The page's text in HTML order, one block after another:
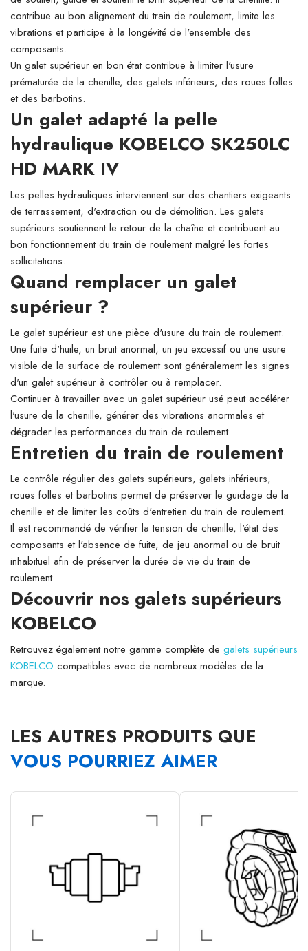
contribue au bon alignement du train de roulement, limite les
vibrations et participe à la longévité de l'ensemble des
composants.
Un galet supérieur en bon état contribue à limiter l'usure
prématurée de la chenille, des galets inférieurs, des roues folles
et des barbotins.
Un galet adapté la pelle
hydraulique KOBELCO SK250LC
HD MARK IV
Les pelles hydrauliques interviennent sur des chantiers exigeants
de terrassement, d'extraction ou de démolition. Les galets
supérieurs soutiennent le retour de la chaîne et contribuent au
bon fonctionnement du train de roulement malgré les fortes
sollicitations.
Quand remplacer un galet
supérieur ?
Le galet supérieur est une pièce d'usure du train de roulement.
Une fuite d'huile, un bruit anormal, un jeu excessif ou une usure
visible de la surface de roulement sont généralement les signes
d'un galet supérieur à contrôler ou à remplacer.
Continuer à travailler avec un galet supérieur usé peut accélérer
l'usure de la chenille, générer des vibrations anormales et
dégrader les performances du train de roulement.
Entretien du train de roulement
Le contrôle régulier des galets supérieurs, galets inférieurs,
roues folles et barbotins permet de préserver le guidage de la
chenille et de limiter les coûts d'entretien du train de roulement.
Il est recommandé de vérifier la tension de chenille, l'état des
composants et l'absence de fuite, de jeu anormal ou de bruit
inhabituel afin de préserver la durée de vie du train de
roulement.
Découvrir nos galets supérieurs
KOBELCO
Retrouvez également notre gamme complète de galets supérieurs
KOBELCO compatibles avec de nombreux modèles de la
marque.
LES AUTRES PRODUITS QUE
VOUS POURRIEZ AIMER